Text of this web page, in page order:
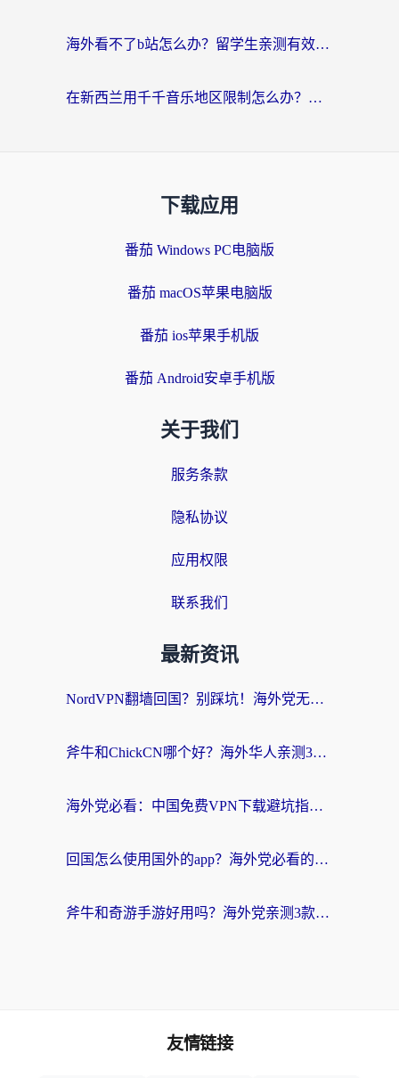
海外看不了b站怎么办？留学生亲测有效的回国加速器选择攻略，解决豆瓣音乐、美团外卖难题
在新西兰用千千音乐地区限制怎么办？海外华人必备的回国加速解决方案
下载应用
番茄 Windows PC电脑版
番茄 macOS苹果电脑版
番茄 ios苹果手机版
番茄 Android安卓手机版
关于我们
服务条款
隐私协议
应用权限
联系我们
最新资讯
NordVPN翻墙回国？别踩坑！海外党无缝访问国内资源的真实指南
斧牛和ChickCN哪个好？海外华人亲测3款回国加速器+免费试用攻略
海外党必看：中国免费VPN下载避坑指南 + 无缝访问国内资源的终极方案
回国怎么使用国外的app？海外党必看的无缝访问国内资源全攻略
斧牛和奇游手游好用吗？海外党亲测3款回国加速器，选对才能无缝刷国内资源
友情链接